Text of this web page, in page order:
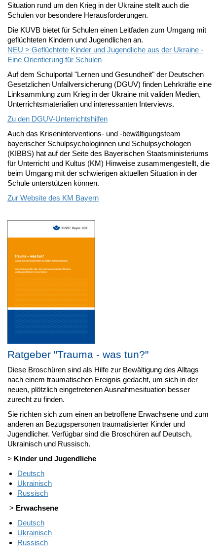
Situation rund um den Krieg in der Ukraine stellt auch die
Schulen vor besondere Herausforderungen.
Die KUVB bietet für Schulen einen Leitfaden zum Umgang mit
geflüchteten Kindern und Jugendlichen an.
NEU > Geflüchtete Kinder und Jugendliche aus der Ukraine -
Eine Orientierung für Schulen
Auf dem Schulportal "Lernen und Gesundheit" der Deutschen
Gesetzlichen Unfallversicherung (DGUV) finden Lehrkräfte eine
Linksammlung zum Krieg in der Ukraine mit validen Medien,
Unterrichtsmaterialien und interessanten Interviews.
Zu den DGUV-Unterrichtshilfen
Auch das Kriseninterventions- und -bewältigungsteam
bayerischer Schulpsychologinnen und Schulpsychologen
(KIBBS) hat auf der Seite des Bayerischen Staatsministeriums
für Unterricht und Kultus (KM) Hinweise zusammengestellt, die
beim Umgang mit der schwierigen aktuellen Situation in der
Schule unterstützen können.
Zur Website des KM Bayern
Ratgeber "Trauma - was tun?"
Diese Broschüren sind als Hilfe zur Bewältigung des Alltags
nach einem traumatischen Ereignis gedacht, um sich in der
neuen, plötzlich eingetretenen Ausnahmesituation besser
zurecht zu finden.
Sie richten sich zum einen an betroffene Erwachsene und zum
anderen an Bezugspersonen traumatisierter Kinder und
Jugendlicher. Verfügbar sind die Broschüren auf Deutsch,
Ukrainisch und Russisch.
> Kinder und Jugendliche
Deutsch
Ukrainisch
Russisch
> Erwachsene
Deutsch
Ukrainisch
Russisch